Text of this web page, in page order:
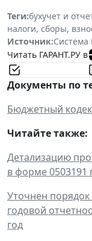
Теги:бухучет и
налоги, сборы,
Источник:Система
Читать ГАРАНТ.РУ в
Документы по
Бюджетный
Читайте также:
Детализацию
в форме 0503191
Уточнен порядок
годовой
год